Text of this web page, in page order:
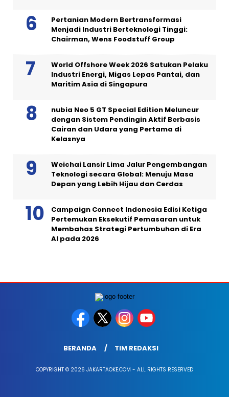
Pertanian Modern Bertransformasi
Menjadi Industri Berteknologi Tinggi:
Chairman, Wens Foodstuff Group
World Offshore Week 2026 Satukan Pelaku
Industri Energi, Migas Lepas Pantai, dan
Maritim Asia di Singapura
nubia Neo 5 GT Special Edition Meluncur
dengan Sistem Pendingin Aktif Berbasis
Cairan dan Udara yang Pertama di
Kelasnya
Weichai Lansir Lima Jalur Pengembangan
Teknologi secara Global: Menuju Masa
Depan yang Lebih Hijau dan Cerdas
Campaign Connect Indonesia Edisi Ketiga
Pertemukan Eksekutif Pemasaran untuk
Membahas Strategi Pertumbuhan di Era
AI pada 2026
BERANDA TIM REDAKSI
COPYRIGHT © 2026 JAKARTAOKE.COM - ALL RIGHTS RESERVED